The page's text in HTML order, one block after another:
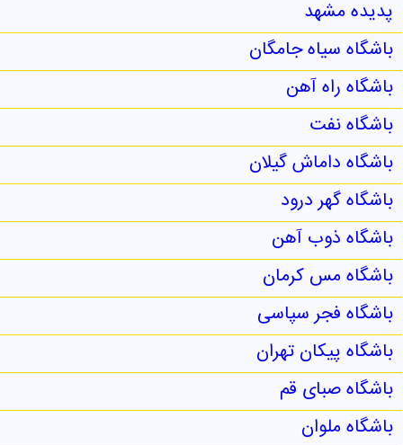
پدیده مشهد
باشگاه سیاه جامگان
باشگاه راه آهن
باشگاه نفت
باشگاه داماش گیلان
باشگاه گهر درود
باشگاه ذوب آهن
باشگاه مس کرمان
باشگاه فجر سپاسی
باشگاه پیکان تهران
باشگاه صبای قم
باشگاه ملوان